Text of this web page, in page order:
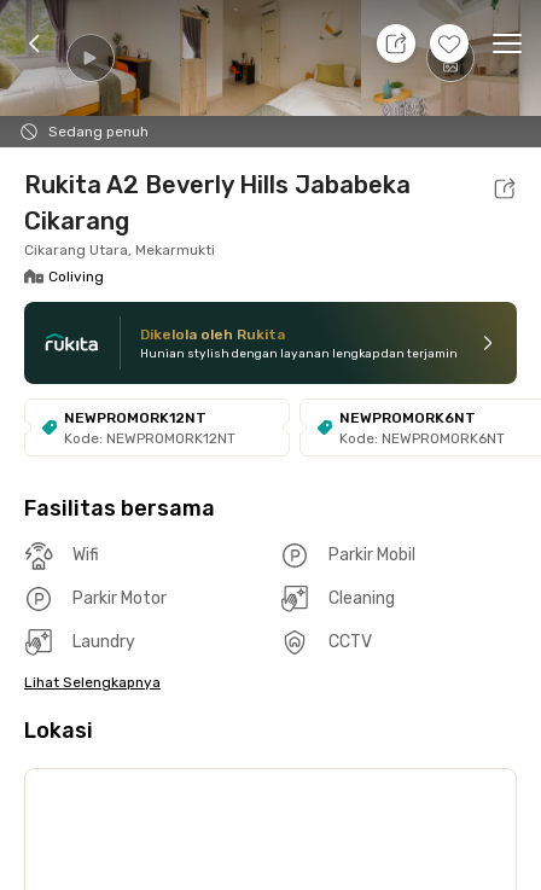
+4
Sedang penuh
11 Agt 26 - Belum tahu
Foto Fasilitas bersama Lokasi Kamar
Rukita A2 Beverly Hills Jababeka
Cikarang
Cikarang Utara, Mekarmukti
Coliving
Dikelola oleh Rukita
Hunian stylish dengan layanan lengkap dan terjamin
NEWPROMORK12NT
Kode: NEWPROMORK12NT
NEWPROMORK6NT
Kode: NEWPROMORK6NT
Fasilitas bersama
Wifi Parkir Mobil
Parkir Motor Cleaning
Laundry CCTV
Lihat Selengkapnya
Lokasi